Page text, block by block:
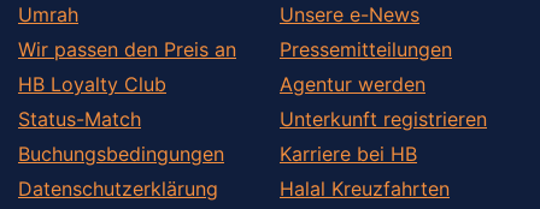
Umrah
Wir passen den Preis an
HB Loyalty Club
Status-Match
Buchungsbedingungen
Datenschutzerklärung
Unsere e-News
Pressemitteilungen
Agentur werden
Unterkunft registrieren
Karriere bei HB
Halal Kreuzfahrten